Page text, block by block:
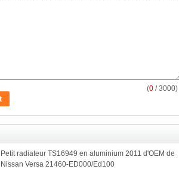
(0 / 3000)
Petit radiateur TS16949 en aluminium 2011 d'OEM de
Nissan Versa 21460-ED000/Ed100